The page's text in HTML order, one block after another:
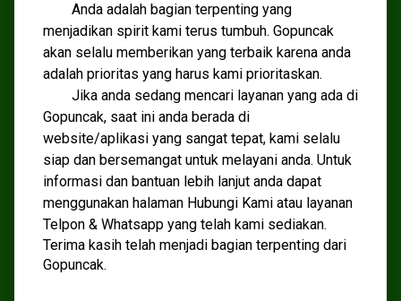
Anda adalah bagian terpenting yang
menjadikan spirit kami terus tumbuh. Gopuncak
akan selalu memberikan yang terbaik karena anda
adalah prioritas yang harus kami prioritaskan.
Jika anda sedang mencari layanan yang ada di
Gopuncak, saat ini anda berada di
website/aplikasi yang sangat tepat, kami selalu
siap dan bersemangat untuk melayani anda. Untuk
informasi dan bantuan lebih lanjut anda dapat
menggunakan halaman Hubungi Kami atau layanan
Telpon & Whatsapp yang telah kami sediakan.
Terima kasih telah menjadi bagian terpenting dari
Gopuncak.